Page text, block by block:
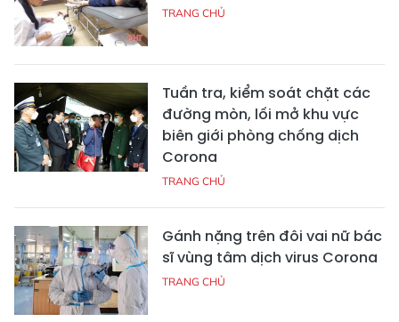
TRANG CHỦ
Tuần tra, kiểm soát chặt các
đường mòn, lối mở khu vực
biên giới phòng chống dịch
Corona
TRANG CHỦ
Gánh nặng trên đôi vai nữ bác
sĩ vùng tâm dịch virus Corona
TRANG CHỦ